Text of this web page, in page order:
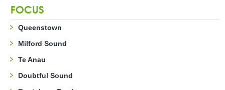
FOCUS
Queenstown
Milford Sound
Te Anau
Doubtful Sound